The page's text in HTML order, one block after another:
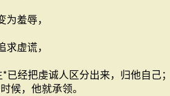
羞辱，
虚谎，
呢？
经把虔诚人区分出来，归他自己；
，他就承领。